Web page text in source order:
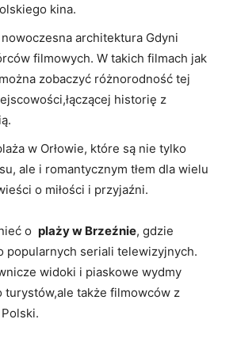
kina.
architektura Gdyni
⁣filmowych. W takich filmach jak
zobaczyć różnorodność⁢ tej
historię z‌
w Orłowie, które są nie⁢ tylko
⁢ale i romantycznym tłem dla wielu
o miłości ⁤i przyjaźni.
o plaży w Brzeźnie, ‌gdzie
popularnych‍ seriali⁣ telewizyjnych.​
widoki i piaskowe wydmy‍
turystów,ale ‌także⁣ filmowców z